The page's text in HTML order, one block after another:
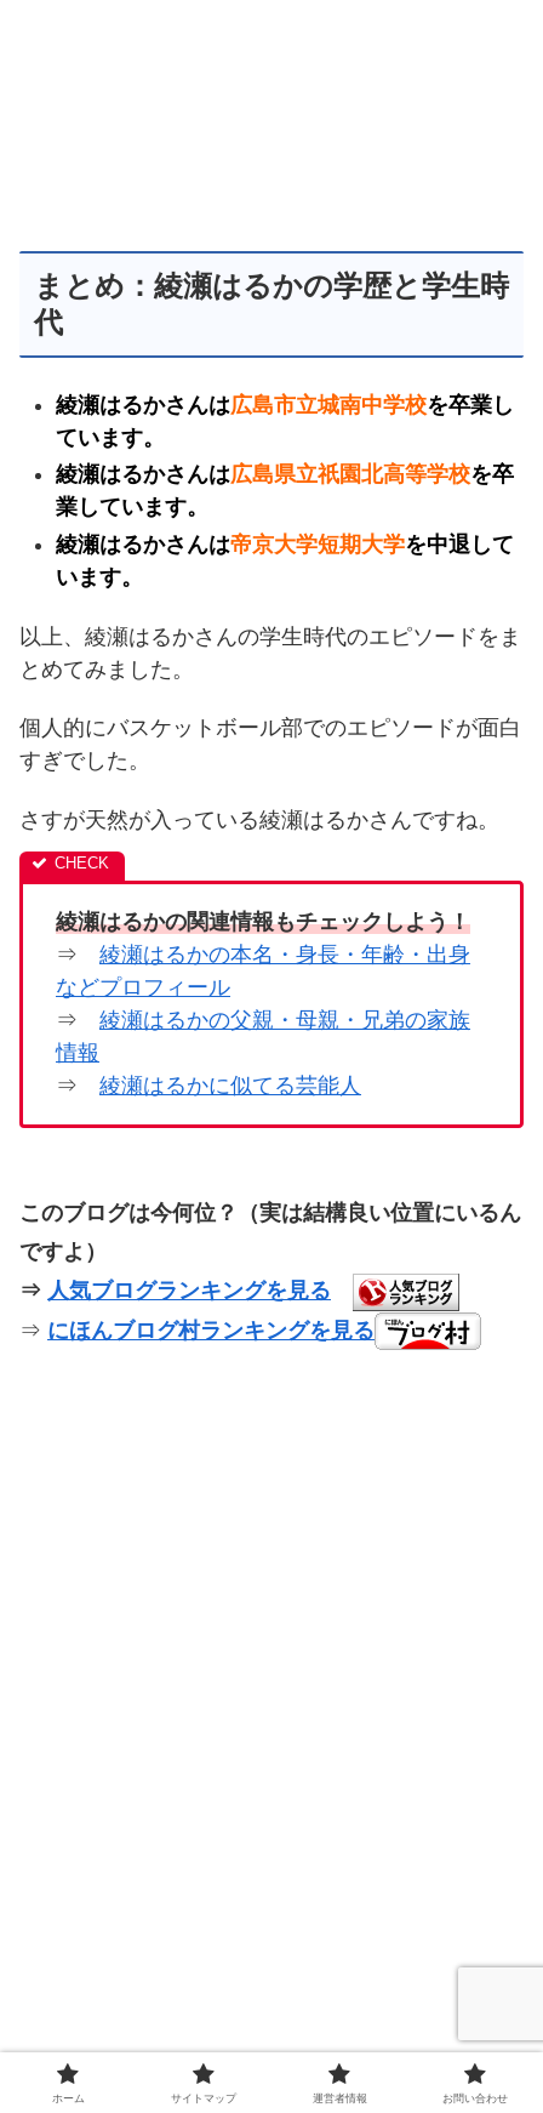
まとめ：綾瀬はるかの学歴と学生時
代
綾瀬はるかさんは広島市立城南中学校を卒業し
ています。
綾瀬はるかさんは広島県立祇園北高等学校を卒
業しています。
綾瀬はるかさんは帝京大学短期大学を中退して
います。
以上、綾瀬はるかさんの学生時代のエピソードをま
とめてみました。
個人的にバスケットボール部でのエピソードが面白
すぎでした。
さすが天然が入っている綾瀬はるかさんですね。
綾瀬はるかの関連情報もチェックしよう！
⇒ 綾瀬はるかの本名・身長・年齢・出身
などプロフィール
⇒ 綾瀬はるかの父親・母親・兄弟の家族
情報
⇒ 綾瀬はるかに似てる芸能人
このブログは今何位？（実は結構良い位置にいるん
ですよ）
⇒ 人気ブログランキングを見る
⇒ にほんブログ村ランキングを見る
ホーム サイトマップ 運営者情報 お問い合わせ